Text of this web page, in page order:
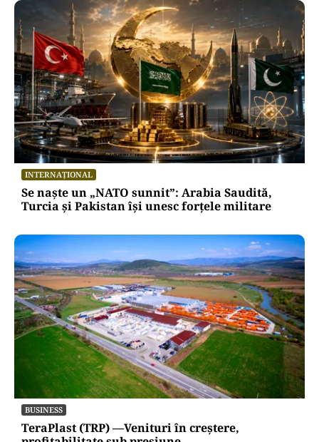
INTERNAȚIONAL
Se naște un „NATO sunnit”: Arabia Saudită,
Turcia și Pakistan își unesc forțele militare
BUSINESS
TeraPlast (TRP) —Venituri în creștere,